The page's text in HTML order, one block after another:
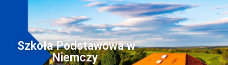
Szkoła Podstawowa w
Niemczy ​